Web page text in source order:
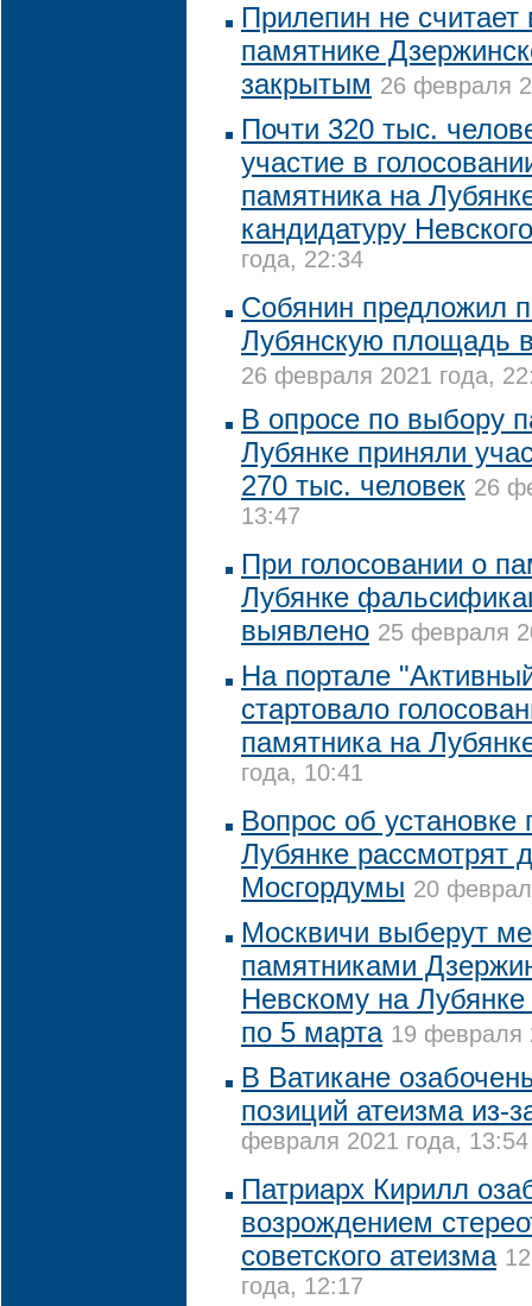
Прилепин не считает
памятнике
закрытым 26 февраля
Почти 320 тыс.
участие в
памятника на
кандидатуру Невского
года, 22:34
Собянин предложил
Лубянскую площадь
26 февраля 2021 года,
В опросе по выбору
Лубянке приняли
270 тыс. человек 26
13:47
При голосовании о
Лубянке
выявлено 25 февраля
На портале
стартовало
памятника на
года, 10:41
Вопрос об установке
Лубянке рассмотрят
Мосгордумы 20
Москвичи выберут
памятниками
Невскому на
по 5 марта 19 февраля
В Ватикане
позиций атеизма из-
февраля 2021 года, 13:54
Патриарх Кирилл
возрождением
советского атеизма
года, 12:17